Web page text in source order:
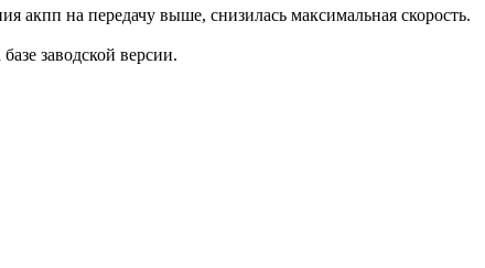
акпп на передачу выше, снизилась максимальная скорость.
заводской версии.